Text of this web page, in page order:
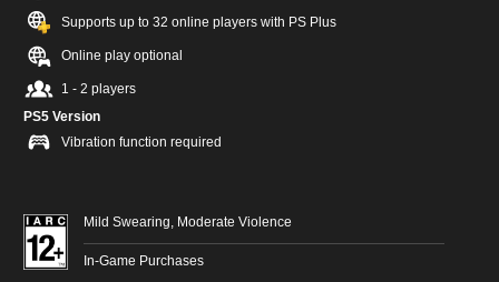
Supports up to 32 online players with PS Plus
Online play optional
1 - 2 players
PS5 Version
Vibration function required
Mild Swearing, Moderate Violence
In-Game Purchases